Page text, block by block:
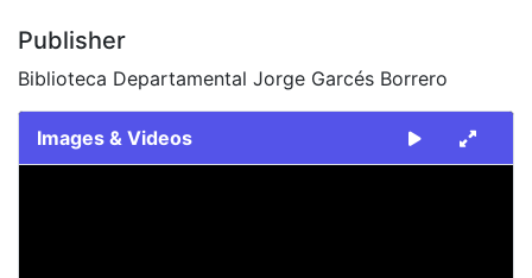
Publisher
Biblioteca Departamental Jorge Garcés Borrero
Images & Videos